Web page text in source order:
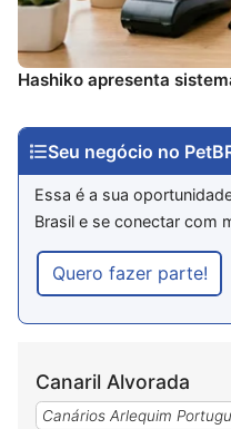
Hashiko apresenta
Seu negócio no
Essa é a sua
Brasil e se conectar com
Quero fazer parte!
Canaril Alvorada
Canários Arlequim